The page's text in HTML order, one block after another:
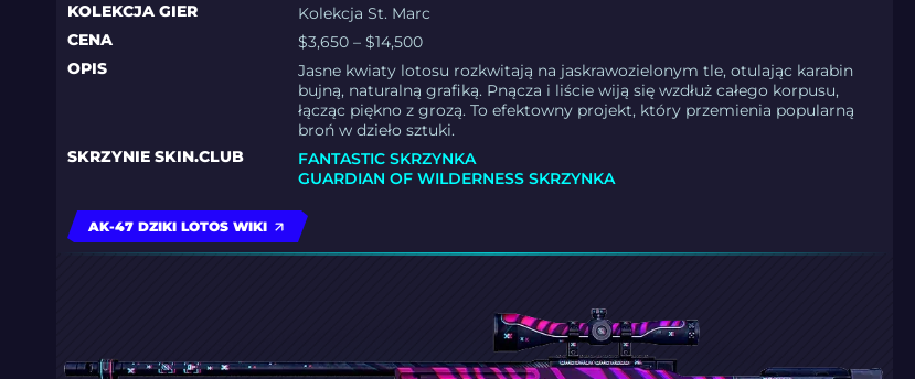
KOLEKCJA GIER
Kolekcja St. Marc
CENA
$3,650 – $14,500
OPIS
Jasne kwiaty lotosu rozkwitają na jaskrawozielonym tle, otulając karabin
bujną, naturalną grafiką. Pnącza i liście wiją się wzdłuż całego korpusu,
łącząc piękno z grozą. To efektowny projekt, który przemienia popularną
broń w dzieło sztuki.
SKRZYNIE SKIN.CLUB
FANTASTIC SKRZYNKA
GUARDIAN OF WILDERNESS SKRZYNKA
AK-47 DZIKI LOTOS WIKI